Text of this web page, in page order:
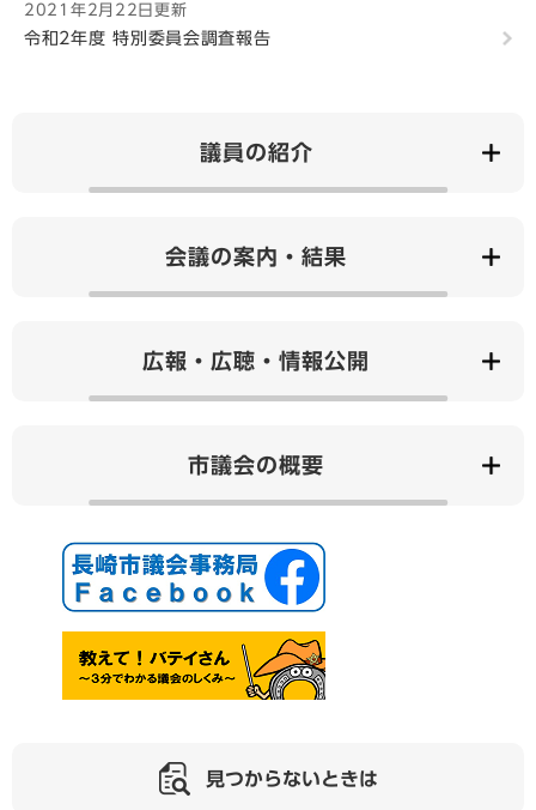
2021年2月22日更新
令和2年度 特別委員会調査報告
議員の紹介
会議の案内・結果
広報・広聴・情報公開
市議会の概要
見つからないときは